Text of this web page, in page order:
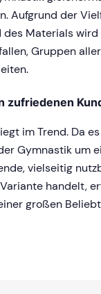
Aufgrund der
des Materials
Gruppen
zufriedenen
im Trend. Da
Gymnastik um
vielseitig
handelt,
großen